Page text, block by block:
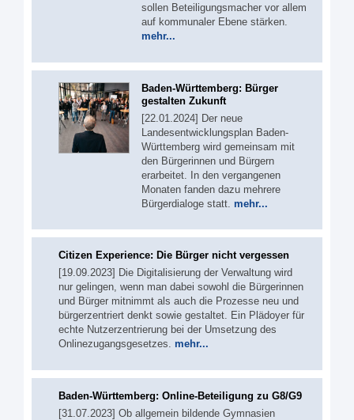
sollen Beteiligungsmacher vor allem
auf kommunaler Ebene stärken.
mehr...
Baden-Württemberg: Bürger
gestalten Zukunft
[22.01.2024] Der neue
Landesentwicklungsplan Baden-
Württemberg wird gemeinsam mit
den Bürgerinnen und Bürgern
erarbeitet. In den vergangenen
Monaten fanden dazu mehrere
Bürgerdialoge statt. mehr...
Citizen Experience: Die Bürger nicht vergessen
[19.09.2023] Die Digitalisierung der Verwaltung wird
nur gelingen, wenn man dabei sowohl die Bürgerinnen
und Bürger mitnimmt als auch die Prozesse neu und
bürgerzentriert denkt sowie gestaltet. Ein Plädoyer für
echte Nutzerzentrierung bei der Umsetzung des
Onlinezugangsgesetzes. mehr...
Baden-Württemberg: Online-Beteiligung zu G8/G9
[31.07.2023] Ob allgemein bildende Gymnasien